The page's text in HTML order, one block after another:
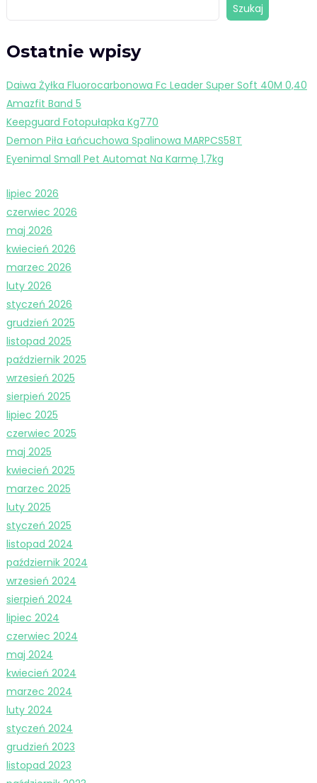
Szukaj
Ostatnie wpisy
Daiwa Żyłka Fluorocarbonowa Fc Leader Super Soft 40M 0,40
Amazfit Band 5
Keepguard Fotopułapka Kg770
Demon Piła Łańcuchowa Spalinowa MARPCS58T
Eyenimal Small Pet Automat Na Karmę 1,7kg
lipiec 2026
czerwiec 2026
maj 2026
kwiecień 2026
marzec 2026
luty 2026
styczeń 2026
grudzień 2025
listopad 2025
październik 2025
wrzesień 2025
sierpień 2025
lipiec 2025
czerwiec 2025
maj 2025
kwiecień 2025
marzec 2025
luty 2025
styczeń 2025
listopad 2024
październik 2024
wrzesień 2024
sierpień 2024
lipiec 2024
czerwiec 2024
maj 2024
kwiecień 2024
marzec 2024
luty 2024
styczeń 2024
grudzień 2023
listopad 2023